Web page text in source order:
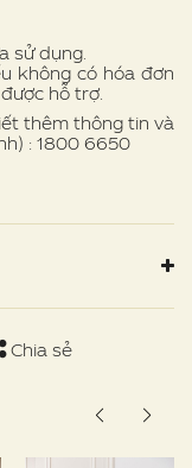
sử dụng.
không có hóa đơn
hỗ trợ.
thêm thông tin và
: 1800 6650
Chia sẻ